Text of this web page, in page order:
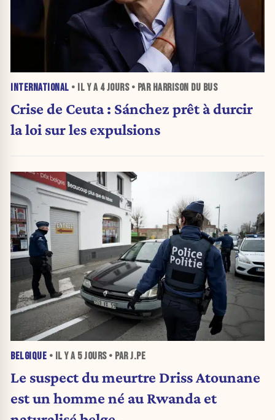
INTERNATIONAL • IL Y A 4 JOURS• PAR HARRISON DU BUS
Crise de Ceuta : Sánchez prêt à durcir
la loi sur les expulsions
BELGIQUE • IL Y A 5 JOURS• PAR J.PE
Le suspect du meurtre Driss Atounane
est un homme né au Rwanda et